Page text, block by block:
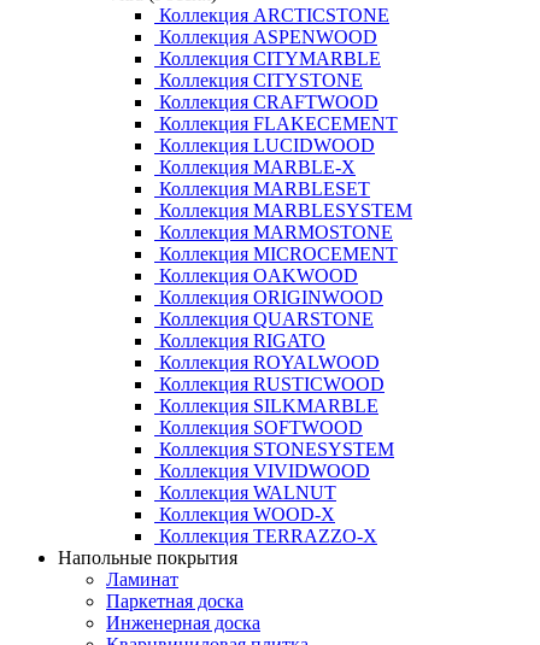
Коллекция ARCTICSTONE
Коллекция ASPENWOOD
Коллекция CITYMARBLE
Коллекция CITYSTONE
Коллекция CRAFTWOOD
Коллекция FLAKECEMENT
Коллекция LUCIDWOOD
Коллекция MARBLE-X
Коллекция MARBLESET
Коллекция MARBLESYSTEM
Коллекция MARMOSTONE
Коллекция MICROCEMENT
Коллекция OAKWOOD
Коллекция ORIGINWOOD
Коллекция QUARSTONE
Коллекция RIGATO
Коллекция ROYALWOOD
Коллекция RUSTICWOOD
Коллекция SILKMARBLE
Коллекция SOFTWOOD
Коллекция STONESYSTEM
Коллекция VIVIDWOOD
Коллекция WALNUT
Коллекция WOOD-X
Коллекция ТЕRRАZZO-X
Напольные покрытия
Ламинат
Паркетная доска
Инженерная доска